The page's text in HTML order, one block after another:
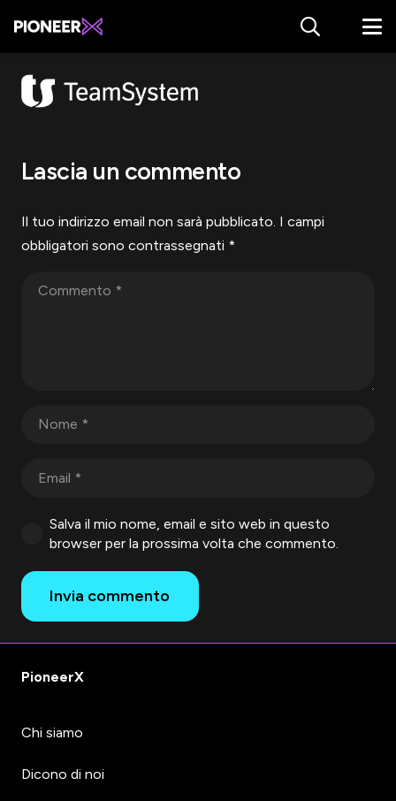
Lascia un commento
Il tuo indirizzo email non sarà pubblicato. I campi
obbligatori sono contrassegnati *
Salva il mio nome, email e sito web in questo
browser per la prossima volta che commento.
Invia commento
PioneerX
Chi siamo
Dicono di noi